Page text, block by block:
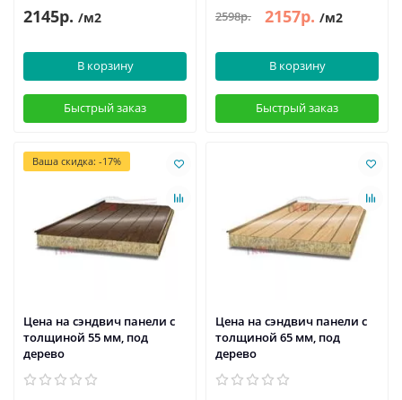
2145р. /м2
В корзину
Быстрый заказ
2598р. 2157р. /м2
В корзину
Быстрый заказ
Ваша скидка: -17%
Цена на сэндвич панели с
толщиной 55 мм, под
дерево
Цена на сэндвич панели с
толщиной 65 мм, под
дерево